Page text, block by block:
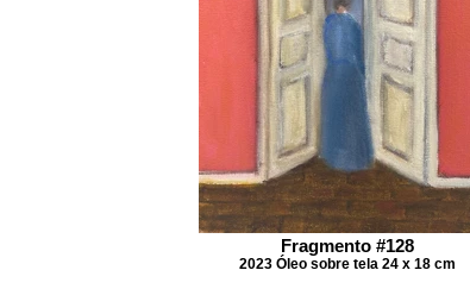
Fragmento #128
2023 Óleo sobre tela 24 x 18 cm